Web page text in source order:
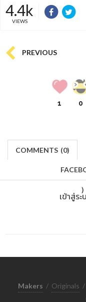
4.4k
VIEWS
PREVIOUS
1 0
COMMENTS (0)
)
เข้าสู่ร
Makers / Originals /